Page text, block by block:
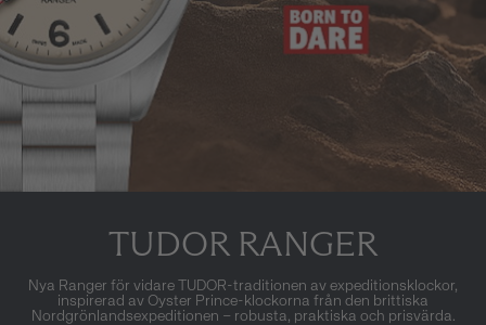
TUDOR RANGER
Nya Ranger för vidare TUDOR-traditionen av expeditionsklockor,
inspirerad av Oyster Prince-klockorna från den brittiska
Nordgrönlandsexpeditionen – robusta, praktiska och prisvärda.